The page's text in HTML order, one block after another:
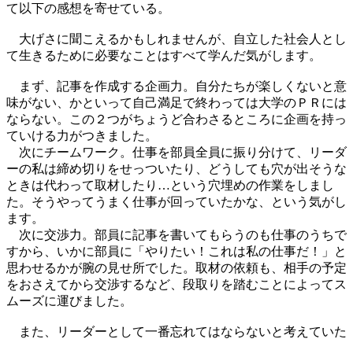
て以下の感想を寄せている。
大げさに聞こえるかもしれませんが、自立した社会人とし
て生きるために必要なことはすべて学んだ気がします。
まず、記事を作成する企画力。自分たちが楽しくないと意
味がない、かといって自己満足で終わっては大学のＰＲには
ならない。この２つがちょうど合わさるところに企画を持っ
ていける力がつきました。
次にチームワーク。仕事を部員全員に振り分けて、リーダ
ーの私は締め切りをせっついたり、どうしても穴が出そうな
ときは代わって取材したり…という穴埋めの作業をしまし
た。そうやってうまく仕事が回っていたかな、という気がし
ます。
次に交渉力。部員に記事を書いてもらうのも仕事のうちで
すから、いかに部員に「やりたい！これは私の仕事だ！」と
思わせるかが腕の見せ所でした。取材の依頼も、相手の予定
をおさえてから交渉するなど、段取りを踏むことによってス
ムーズに運びました。
また、リーダーとして一番忘れてはならないと考えていた